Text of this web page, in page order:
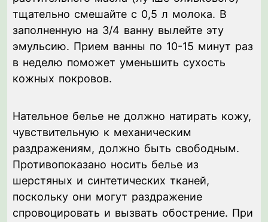
тщательно смешайте с 0,5 л молока. В
заполненную на 3/4 ванну вылейте эту
эмульсию. Прием ванны по 10-15 минут раз
в неделю поможет уменьшить сухость
кожных покровов.
Нательное белье не должно натирать кожу,
чувствительную к механическим
раздражениям, должно быть свободным.
Противопоказано носить белье из
шерстяных и синтетических тканей,
поскольку они могут раздражение
спровоцировать и вызвать обострение. При